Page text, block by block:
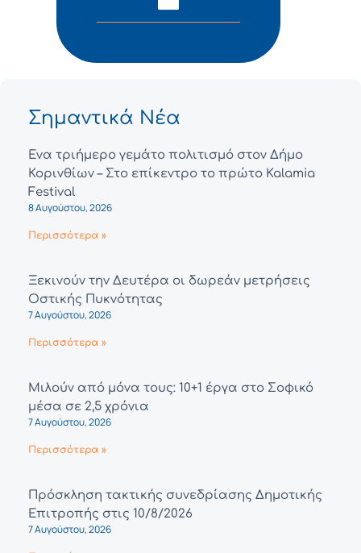
Σημαντικά Νέα
Ένα τριήμερο γεμάτο πολιτισμό στον Δήμο
Κορινθίων – Στο επίκεντρο το πρώτο Kalamia
Festival
8 Αυγούστου, 2026
Περισσότερα »
Ξεκινούν την Δευτέρα οι δωρεάν μετρήσεις
Οστικής Πυκνότητας
7 Αυγούστου, 2026
Περισσότερα »
Μιλούν από μόνα τους: 10+1 έργα στο Σοφικό
μέσα σε 2,5 χρόνια
7 Αυγούστου, 2026
Περισσότερα »
Πρόσκληση τακτικής συνεδρίασης Δημοτικής
Επιτροπής στις 10/8/2026
7 Αυγούστου, 2026